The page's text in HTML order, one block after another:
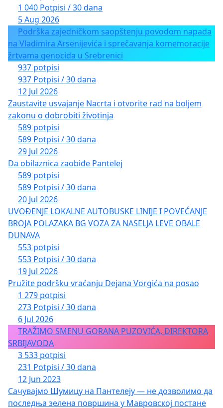
1 040 Potpisi / 30 dana
5 Aug 2026
Podrška zajedničkom saopštenju povodom napada
na Vladimira Arsenijevića i sprečavanja komemoracije
žrtvama genocida u Srebrenici
937 potpisi
937 Potpisi / 30 dana
12 Jul 2026
Zaustavite usvajanje Nacrta i otvorite rad na boljem
zakonu o dobrobiti životinja
589 potpisi
589 Potpisi / 30 dana
29 Jul 2026
Da obilaznica zaobiđe Pantelej
589 potpisi
589 Potpisi / 30 dana
20 Jul 2026
UVOĐENJE LOKALNE AUTOBUSKE LINIJE I POVEĆANJE
BROJA POLAZAKA BG VOZA ZA NASELJA LEVE OBALE
DUNAVA
553 potpisi
553 Potpisi / 30 dana
19 Jul 2026
Pružite podršku vraćanju Dejana Vorgića na posao
1 279 potpisi
273 Potpisi / 30 dana
6 Jul 2026
TRAŽIMO SMENU GORANA PUZOVIĆA, DIREKTORA
SRBIJAVODA
3 533 potpisi
231 Potpisi / 30 dana
12 Jun 2023
Сачувајмо Шумицу на Пантелеју — не дозволимо да
последња зелена површина у Мавровској постане